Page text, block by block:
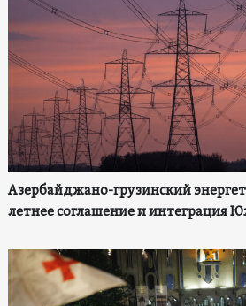
Азербайджано-грузинский
летнее соглашение и интеграция